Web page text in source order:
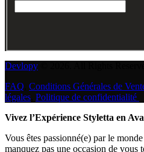
Devlopy
FAQ Conditions Générales de
légales Politique de confidentialité
Vivez l’Expérience Styletta en
Vous êtes passionné(e) par le
manquez pas une occasion de vous